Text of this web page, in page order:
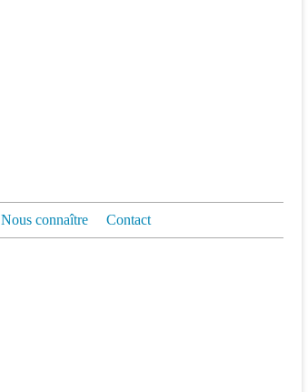
Nous connaître Contact